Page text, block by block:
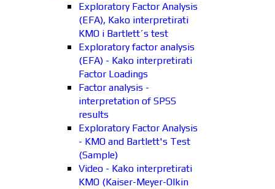
Exploratory Factor Analysis
(EFA), Kako interpretirati
KMO i Bartlett´s test
Exploratory factor analysis
(EFA) - Kako interpretirati
Factor Loadings
Factor analysis -
interpretation of SPSS
results
Exploratory Factor Analysis
- KMO and Bartlett's Test
(Sample)
Video - Kako interpretirati
KMO (Kaiser-Meyer-Olkin